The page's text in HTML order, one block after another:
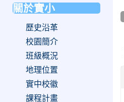
關於實小
歷史沿革
校園簡介
班級概況
地理位置
實中校徽
課程計畫